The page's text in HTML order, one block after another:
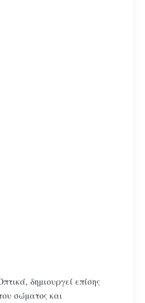
δημιουργεί επίσης
σώματος και